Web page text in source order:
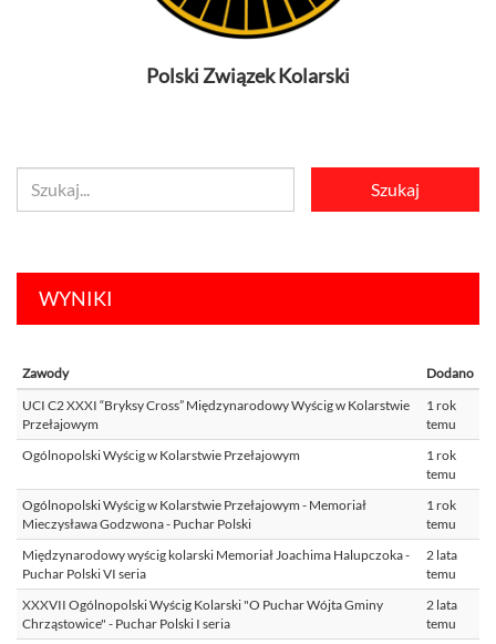
Polski Związek Kolarski
WYNIKI
Zawody
Dodano
UCI C2 XXXI “Bryksy Cross” Międzynarodowy Wyścig w Kolarstwie
Przełajowym
1 rok
temu
Ogólnopolski Wyścig w Kolarstwie Przełajowym
1 rok
temu
Ogólnopolski Wyścig w Kolarstwie Przełajowym - Memoriał
Mieczysława Godzwona - Puchar Polski
1 rok
temu
Międzynarodowy wyścig kolarski Memoriał Joachima Halupczoka -
Puchar Polski VI seria
2 lata
temu
XXXVII Ogólnopolski Wyścig Kolarski "O Puchar Wójta Gminy
Chrząstowice" - Puchar Polski I seria
2 lata
temu